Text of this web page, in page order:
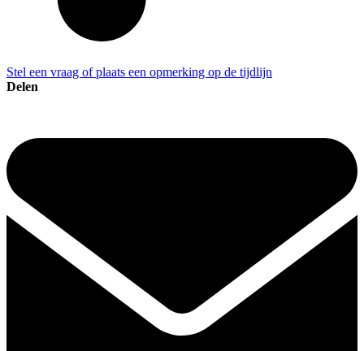
Stel een vraag of plaats een opmerking op de tijdlijn
Delen